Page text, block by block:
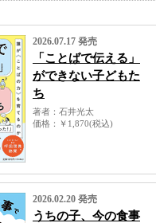
2026.07.17 発売
「ことばで伝える」
ができない子どもた
ち
著者
石井光太
価格
￥1,870(税込)
2026.02.20 発売
うちの子、今の食事